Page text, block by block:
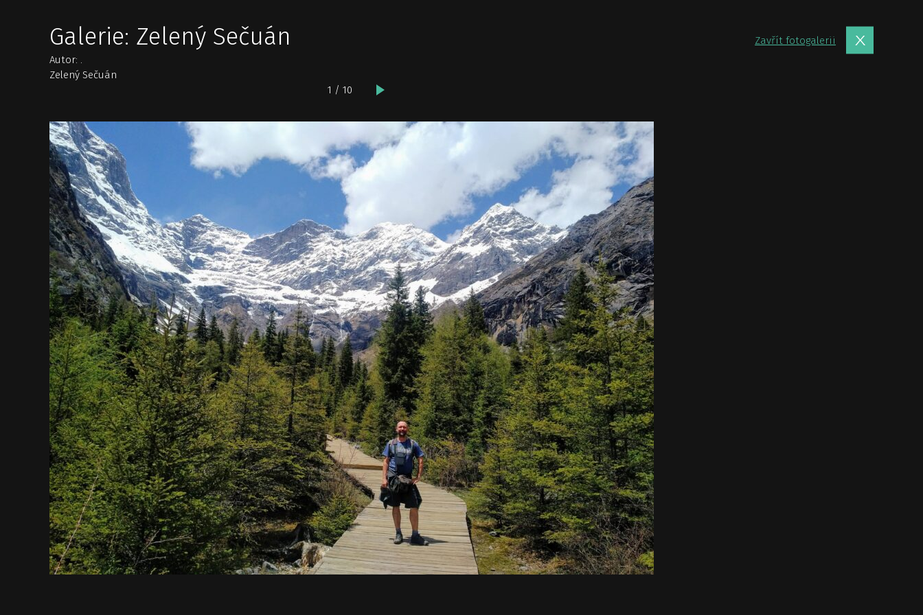
Galerie: Zelený Sečuán
Autor: .
Zelený Sečuán
1 / 10
Zavřít fotogalerii